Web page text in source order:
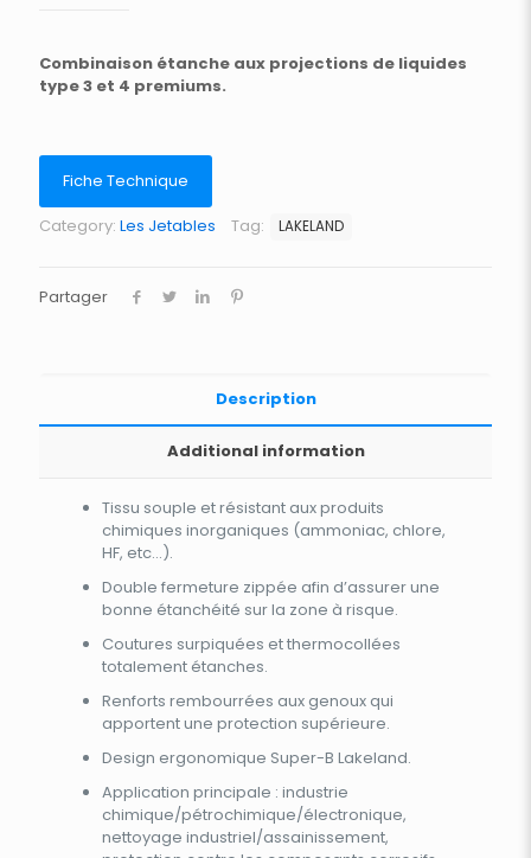
Combinaison étanche aux projections de liquides
type 3 et 4 premiums.
Fiche Technique
Category: Les Jetables Tag: LAKELAND
Partager
Description
Additional information
Tissu souple et résistant aux produits
chimiques inorganiques (ammoniac, chlore,
HF, etc…).
Double fermeture zippée afin d’assurer une
bonne étanchéité sur la zone à risque.
Coutures surpiquées et thermocollées
totalement étanches.
Renforts rembourrées aux genoux qui
apportent une protection supérieure.
Design ergonomique Super-B Lakeland.
Application principale : industrie
chimique/pétrochimique/électronique,
nettoyage industriel/assainissement,